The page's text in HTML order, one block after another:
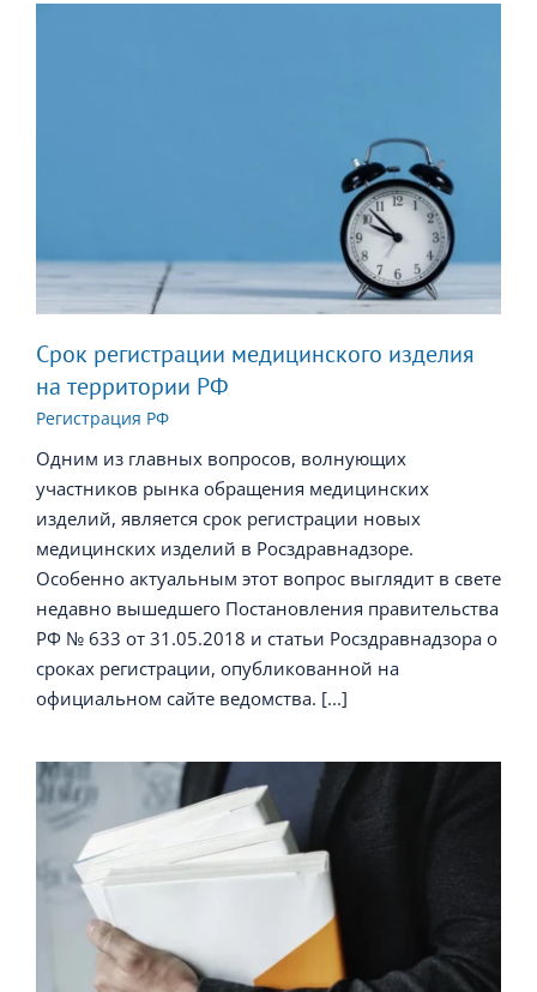
Срок регистрации медицинского изделия
на территории РФ
Регистрация РФ
Одним из главных вопросов, волнующих
участников рынка обращения медицинских
изделий, является срок регистрации новых
медицинских изделий в Росздравнадзоре.
Особенно актуальным этот вопрос выглядит в свете
недавно вышедшего Постановления правительства
РФ № 633 от 31.05.2018 и статьи Росздравнадзора о
сроках регистрации, опубликованной на
официальном сайте ведомства. [...]